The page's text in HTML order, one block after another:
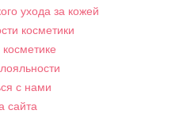
ухода за кожей
косметики
с нами
сайта